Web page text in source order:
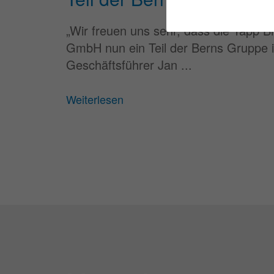
„Wir freuen uns sehr, dass die Tapp
GmbH nun ein Teil der Berns Gruppe
Geschäftsführer Jan ...
Weiterlesen